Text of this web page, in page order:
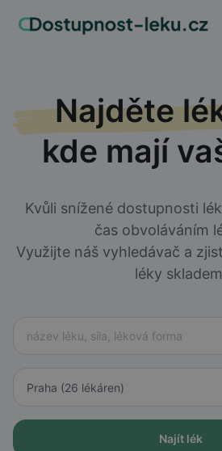
Najděte
kde mají
Kvůli snížené dostupnosti
čas obvoláváním
Využijte náš vyhledávač a
léky
Najít lék